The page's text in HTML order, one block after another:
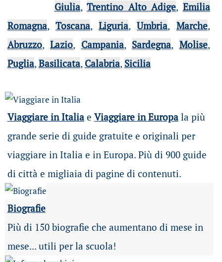
Giulia,Trentino Alto Adige, Emilia
Romagna, Toscana,Liguria,Umbria, Marche,
Abruzzo,Lazio, Campania, Sardegna, Molise,
Puglia, Basilicata, Calabria, Sicilia
Viaggiare in Italiae Viaggiare in Europala più
grande serie di guide gratuite e originali per
viaggiare in Italia e in Europa. Più di 900 guide
di città e migliaia di pagine di contenuti.
Biografie
Più di 150 biografie che aumentano di mese in
mese... utili per la scuola!